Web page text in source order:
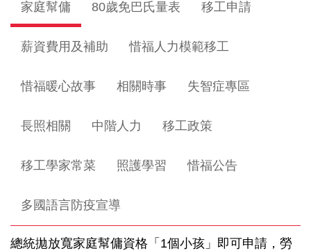
家庭幫傭 80歲免巴氏量表 移工申請
薪資費用及補助 惜福人力模範移工
惜福暖心故事 相關時事 失智症專區
長照相關 中階人力 移工政策
移工學家常菜 照護學習 惜福公告
多國語言防疫宣導
總統拋放寬家庭幫傭資格「1個小孩」即可申請，勞